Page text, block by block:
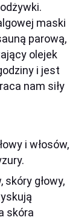
maski
parową,
olejek
i jest
nam siły
i włosów,
skóry głowy,
skóra